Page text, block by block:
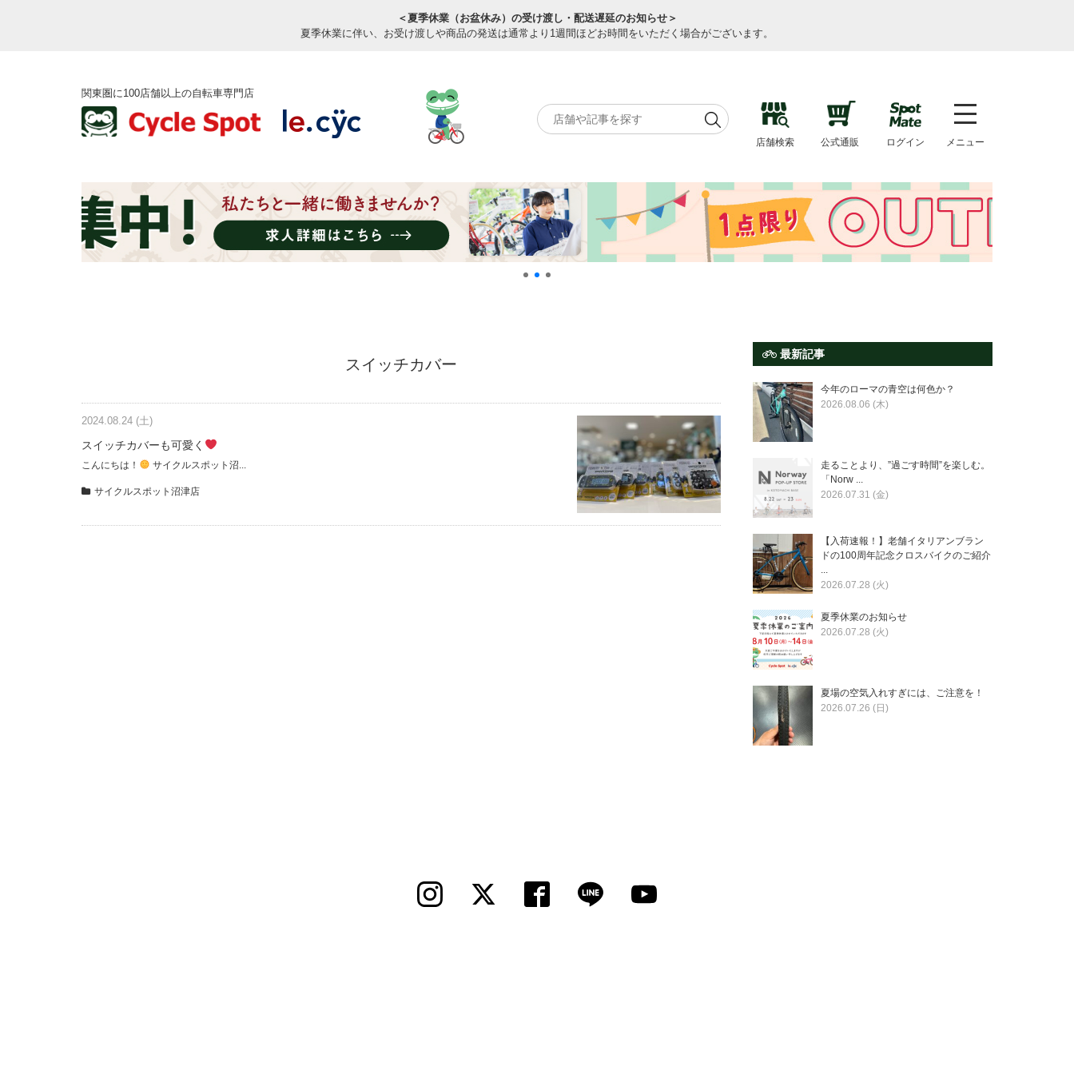
＜夏季休業（お盆休み）の受け渡し・配送遅延のお知らせ＞
夏季休業に伴い、お受け渡しや商品の発送は通常より1週間ほどお時間をいただく場合がございます。
関東圏に100店舗以上の自転車専門店
店舗検索 公式通販 ログイン メニュー
スイッチカバー
2024.08.24 (土)
スイッチカバーも可愛く
こんにちは！ サイクルスポット沼...
サイクルスポット沼津店
最新記事
今年のローマの青空は何色か？
2026.08.06 (木)
走ることより、”過ごす時間”を楽しむ。
「Norw ...
2026.07.31 (金)
【入荷速報！】老舗イタリアンブラン
ドの100周年記念クロスバイクのご紹介
...
2026.07.28 (火)
夏季休業のお知らせ
2026.07.28 (火)
夏場の空気入れすぎには、ご注意を！
2026.07.26 (日)